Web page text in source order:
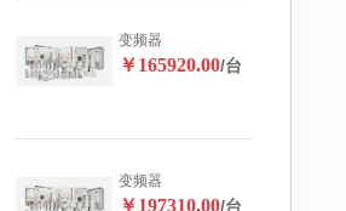
变频器
￥165920.00/台
变频器
￥197310.00/台